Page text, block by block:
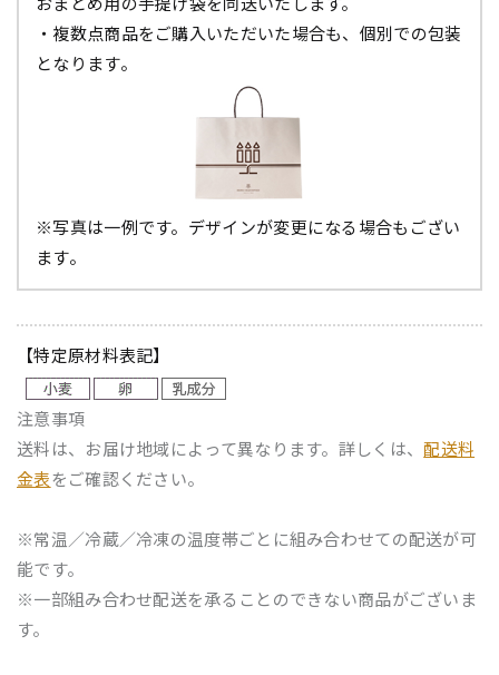
・複数点商品をご購入いただいた場合も、個別での包装
となります。
※写真は一例です。デザインが変更になる場合もござい
ます。
【特定原材料表記】
注意事項
送料は、お届け地域によって異なります。詳しくは、配送料
金表をご確認ください。
※常温／冷蔵／冷凍の温度帯ごとに組み合わせての配送が可
能です。
※一部組み合わせ配送を承ることのできない商品がございま
す。